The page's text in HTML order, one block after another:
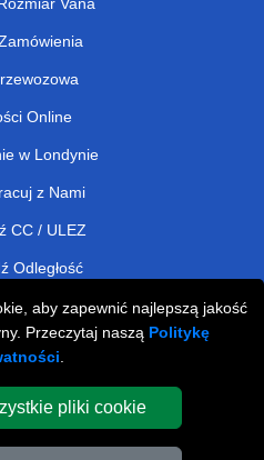
aby zapewnić najlepszą jakość
Przeczytaj naszą Politykę
pliki cookie
Online
w Londynie
z Nami
CC / ULEZ
Odległość
Removals